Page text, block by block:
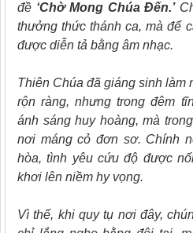
đề ‘Chờ Mong Chúa Đến.’
thưởng thức thánh ca, mà để
được diễn tả bằng âm nhạc.
Thiên Chúa đã giáng sinh làm
rộn ràng, nhưng trong đêm
ánh sáng huy hoàng, mà
nơi máng cỏ đơn sơ. Chính
hòa, tình yêu cứu độ được
khơi lên niềm hy vọng.
Vì thế, khi quy tụ nơi đây,